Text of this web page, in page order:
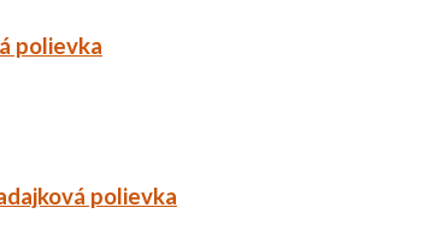
polievka
polievka